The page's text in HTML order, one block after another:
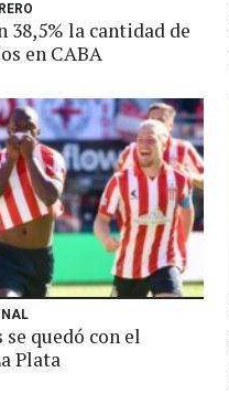
38,5% la cantidad de
en CABA
quedó con el
Plata